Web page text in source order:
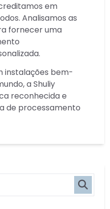
em
Analisamos as
fornecer uma
instalações bem-
a Shuliy
reconhecida e
de processamento